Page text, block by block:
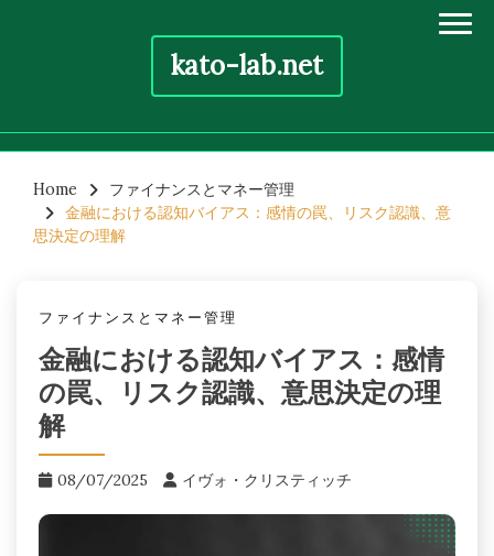
kato-lab.net
content
Home
ファイナンスとマネー管理
金融における認知バイアス：感情の罠、リスク認識、意
思決定の理解
ファイナンスとマネー管理
金融における認知バイアス：感情
の罠、リスク認識、意思決定の理
解
08/07/2025 イヴォ・クリスティッチ